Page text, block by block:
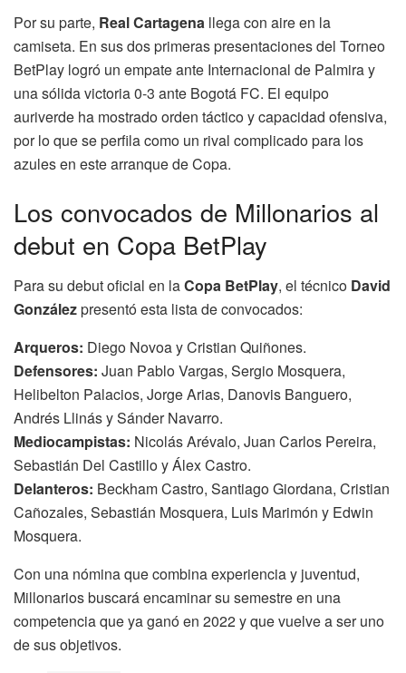
Por su parte, Real Cartagena llega con aire en la
camiseta. En sus dos primeras presentaciones del Torneo
BetPlay logró un empate ante Internacional de Palmira y
una sólida victoria 0-3 ante Bogotá FC. El equipo
auriverde ha mostrado orden táctico y capacidad ofensiva,
por lo que se perfila como un rival complicado para los
azules en este arranque de Copa.
Los convocados de Millonarios al
debut en Copa BetPlay
Para su debut oficial en laCopa BetPlay, el técnico David
Gonzálezpresentó esta lista de convocados:
Arqueros: Diego Novoa y Cristian Quiñones.
Defensores: Juan Pablo Vargas, Sergio Mosquera,
Helibelton Palacios, Jorge Arias, Danovis Banguero,
Andrés Llinás y Sánder Navarro.
Mediocampistas: Nicolás Arévalo, Juan Carlos Pereira,
Sebastián Del Castillo y Álex Castro.
Delanteros: Beckham Castro, Santiago Giordana, Cristian
Cañozales, Sebastián Mosquera, Luis Marimón y Edwin
Mosquera.
Con una nómina que combina experiencia y juventud,
Millonarios buscará encaminar su semestre en una
competencia que ya ganó en 2022 y que vuelve a ser uno
de sus objetivos.